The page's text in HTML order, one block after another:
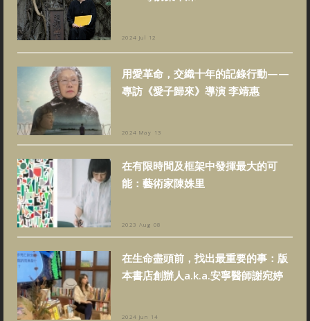
2024 Jul 12
用愛革命，交織十年的記錄行動——
專訪《愛子歸來》導演 李靖惠
2024 May 13
在有限時間及框架中發揮最大的可
能：藝術家陳姝里
2023 Aug 08
在生命盡頭前，找出最重要的事：版
本書店創辦人a.k.a.安寧醫師謝宛婷
2024 Jun 14